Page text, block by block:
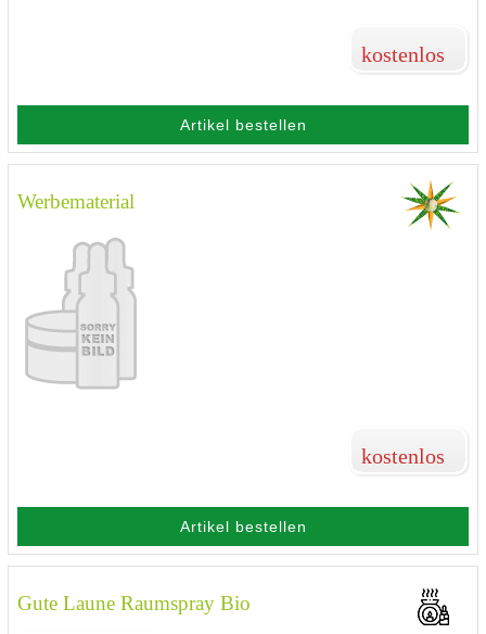
kostenlos
Artikel bestellen
Werbematerial
kostenlos
Artikel bestellen
Gute Laune Raumspray Bio